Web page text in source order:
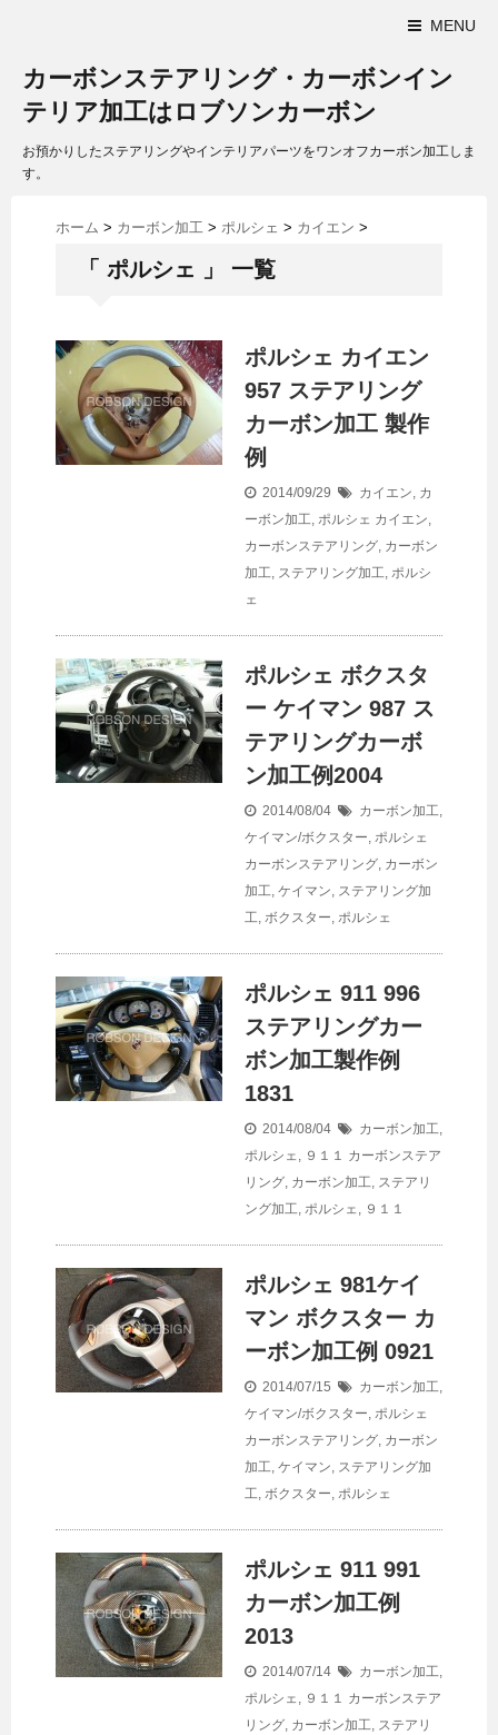
MENU
カーボンステアリング・カーボンイン
テリア加工はロブソンカーボン
お預かりしたステアリングやインテリアパーツをワンオフカーボン加工しま
す。
ホーム > カーボン加工 > ポルシェ > カイエン >
「 ポルシェ 」 一覧
ポルシェ カイエン
957 ステアリング
カーボン加工 製作
例
2014/09/29 カイエン, カ
ーボン加工, ポルシェ カイエン,
カーボンステアリング, カーボン
加工, ステアリング加工, ポルシ
ェ
ポルシェ ボクスタ
ー ケイマン 987 ス
テアリングカーボ
ン加工例2004
2014/08/04 カーボン加工,
ケイマン/ボクスター, ポルシェ
カーボンステアリング, カーボン
加工, ケイマン, ステアリング加
工, ボクスター, ポルシェ
ポルシェ 911 996
ステアリングカー
ボン加工製作例
1831
2014/08/04 カーボン加工,
ポルシェ, ９１１ カーボンステア
リング, カーボン加工, ステアリ
ング加工, ポルシェ, ９１１
ポルシェ 981ケイ
マン ボクスター カ
ーボン加工例 0921
2014/07/15 カーボン加工,
ケイマン/ボクスター, ポルシェ
カーボンステアリング, カーボン
加工, ケイマン, ステアリング加
工, ボクスター, ポルシェ
ポルシェ 911 991
カーボン加工例
2013
2014/07/14 カーボン加工,
ポルシェ, ９１１ カーボンステア
リング, カーボン加工, ステアリ